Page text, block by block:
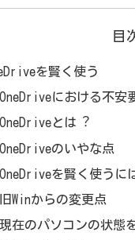
目
を賢く使う
OneDriveにおける不安
OneDriveとは︖
OneDriveのいやな点
OneDriveを賢く使うに
旧Winからの変更点
現在のパソコンの状態